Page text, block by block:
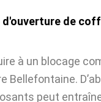
d'ouverture de
à un blocage
peut